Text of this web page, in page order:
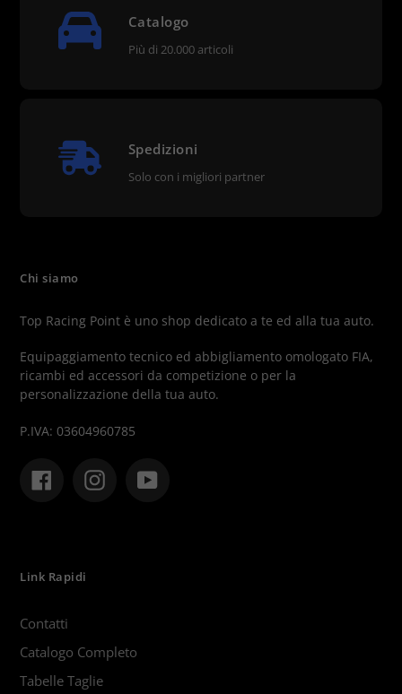
Catalogo
Più di 20.000 articoli
Spedizioni
Solo con i migliori partner
Chi siamo
Top Racing Point è uno shop dedicato a te ed alla tua auto.
Equipaggiamento tecnico ed abbigliamento omologato FIA,
ricambi ed accessori da competizione o per la
personalizzazione della tua auto.
P.IVA: 03604960785
FacebookInstagram
Link Rapidi
Contatti
Catalogo Completo
Tabelle Taglie